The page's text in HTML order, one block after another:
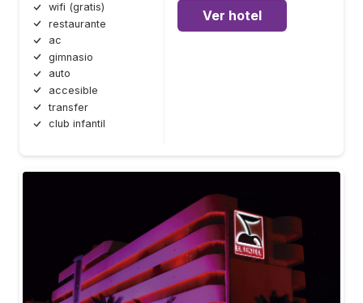
wifi (gratis)
restaurante
ac
gimnasio
auto
accesible
transfer
club infantil
Ver hotel